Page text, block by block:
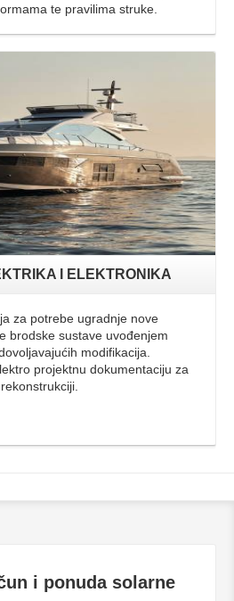
te pravilima struke.
I ELEKTRONIKA
za potrebe ugradnje nove
brodske sustave uvođenjem
modifikacija.
projektnu dokumentaciju za
i ponuda solarne